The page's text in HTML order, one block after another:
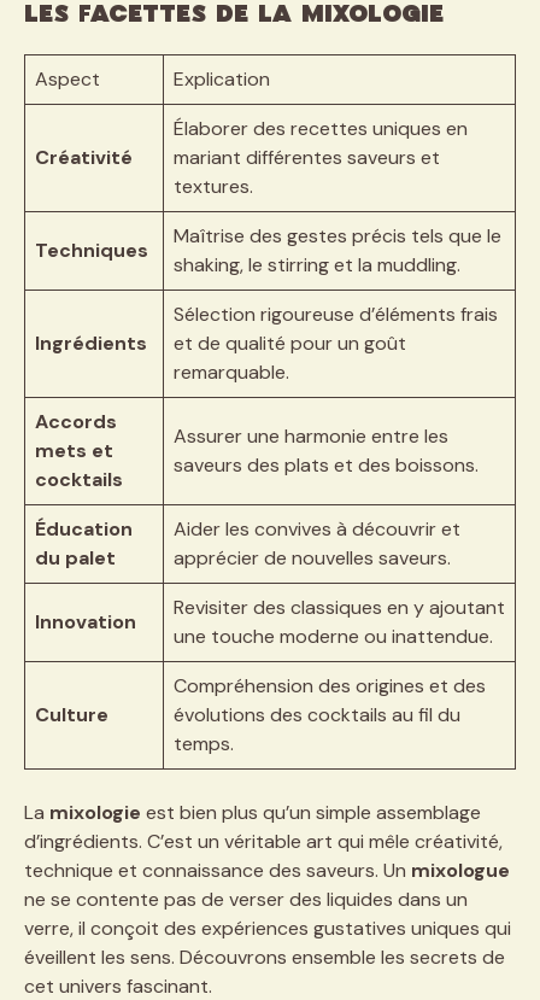
Les Facettes de la Mixologie
Aspect Explication
Créativité
Élaborer des recettes uniques en
mariant différentes saveurs et
textures.
Techniques
Maîtrise des gestes précis tels que le
shaking, le stirring et la muddling.
Ingrédients
Sélection rigoureuse d’éléments frais
et de qualité pour un goût
remarquable.
Accords
mets et
cocktails
Assurer une harmonie entre les
saveurs des plats et des boissons.
Éducation
du palet
Aider les convives à découvrir et
apprécier de nouvelles saveurs.
Innovation
Revisiter des classiques en y ajoutant
une touche moderne ou inattendue.
Culture
Compréhension des origines et des
évolutions des cocktails au fil du
temps.
La mixologie est bien plus qu’un simple assemblage
d’ingrédients. C’est un véritable art qui mêle créativité,
technique et connaissance des saveurs. Un mixologue
ne se contente pas de verser des liquides dans un
verre, il conçoit des expériences gustatives uniques qui
éveillent les sens. Découvrons ensemble les secrets de
cet univers fascinant.